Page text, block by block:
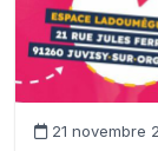
21 novembre